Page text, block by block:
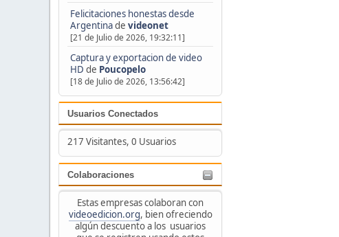
Felicitaciones honestas desde
Argentinade videonet
[21 de Julio de 2026, 19:32:11]
Captura y exportacion de video
HD de Poucopelo
[18 de Julio de 2026, 13:56:42]
Usuarios Conectados
217 Visitantes, 0 Usuarios
Colaboraciones
Estas empresas colaboran con
videoedicion.org, bien ofreciendo
algún descuento a los usuarios